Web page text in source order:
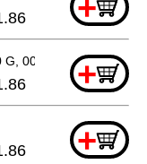
+
00962 +
+